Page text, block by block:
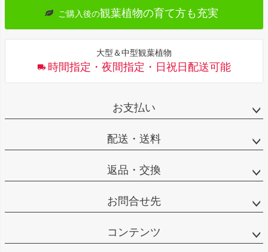
ご購入後の観葉植物の育て方も充実
大型＆中型観葉植物
時間指定・夜間指定・日祝日配送可能
お支払い
配送・送料
返品・交換
お問合せ先
コンテンツ